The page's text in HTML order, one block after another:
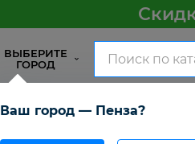
ВЫБЕРИТЕ
ГОРОД
Ваш город — Пенза?
АКЦИЯ О КОМПАНИИ